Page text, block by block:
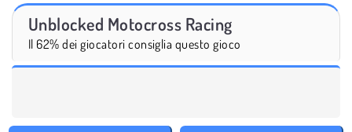
Unblocked Motocross Racing
Il 62% dei giocatori consiglia questo gioco